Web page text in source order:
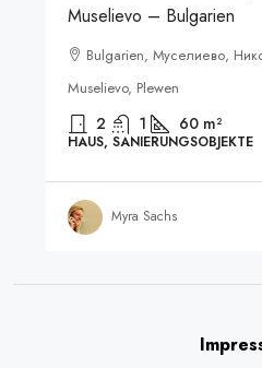
Muselievo – Bulgarien
Bulgarien, Муселиево,
Muselievo, Plewen
2 1 60 m²
HAUS, SANIERUNGSOBJEKTE
Myra Sachs